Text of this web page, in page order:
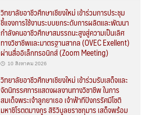
วิทยาลัยอาชีวศึกษาเชียงใหม่ เข้าร่วมการประชุม
ชี้แจงการใช้งานระบบยกระดับการผลิตและพัฒนา
กำลังคนอาชีวศึกษาสมรรถนะสูงสู่ความเป็นเลิศ
ทางวิชาชีพและมาตรฐานสากล (OVEC Exellent)
ผ่านสื่ออิเล็กทรอนิกส์ (Zoom Meeting)
10 สิงหาคม 2026
วิทยาลัยอาชีวศึกษาเชียงใหม่ เข้าร่วมรับเสด็จและ
จัดนิทรรศการแสดงผลงานทางวิชาชีพ ในการ
สมเด็จพระเจ้าลูกยาเธอ เจ้าฟ้าทีปังกรรัศมีโชติ
มหาชิโรตตมางกูร สิริวิบูลยราชกุมาร เสด็จพร้อม